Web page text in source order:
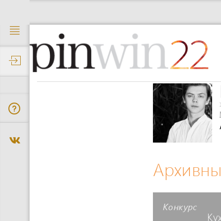
22
Конкурс